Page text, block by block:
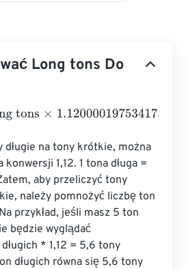
Long tons Do
×1.120000197534175
długie na tony krótkie, można
konwersji 1,12. 1 tona długa =
aby przeliczyć tony
należy pomnożyć liczbę ton
przykład, jeśli masz 5 ton
będzie wyglądać
* 1,12 = 5,6 tony
długich równa się 5,6 tony